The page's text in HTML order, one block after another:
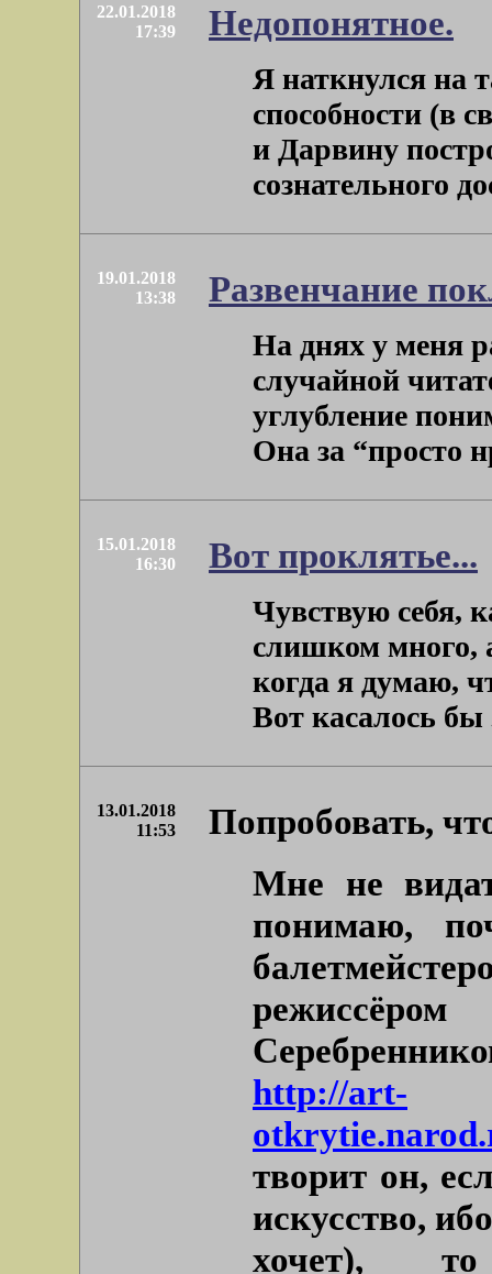
22.01.2018
17:39
Недопонятное.
Я наткнулся на
способности (в
и Дарвину
сознательного
19.01.2018
13:38
Развенчание
На днях у меня
случайной
углубление
Она за “просто
15.01.2018
16:30
Вот проклятье...
Чувствую себя,
слишком много,
когда я думаю,
Вот касалось бы
13.01.2018
11:53
Попробовать,
Мне не
понимаю,
http://art-
творит он,
искусство,
хочет), то